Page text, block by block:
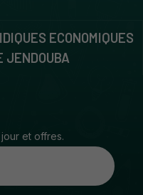
ECONOMIQUES
JENDOUBA
et offres.